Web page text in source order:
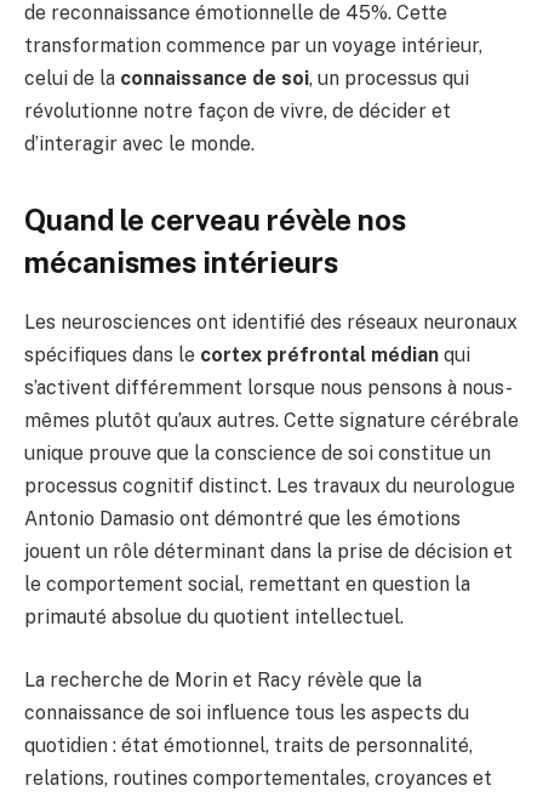
de reconnaissance émotionnelle de 45%. Cette
transformation commence par un voyage intérieur,
celui de la connaissance de soi, un processus qui
révolutionne notre façon de vivre, de décider et
d’interagir avec le monde.
Quand le cerveau révèle nos
mécanismes intérieurs
Les neurosciences ont identifié des réseaux neuronaux
spécifiques dans le cortex préfrontal médian qui
s’activent différemment lorsque nous pensons à nous-
mêmes plutôt qu’aux autres. Cette signature cérébrale
unique prouve que la conscience de soi constitue un
processus cognitif distinct. Les travaux du neurologue
Antonio Damasio ont démontré que les émotions
jouent un rôle déterminant dans la prise de décision et
le comportement social, remettant en question la
primauté absolue du quotient intellectuel.
La recherche de Morin et Racy révèle que la
connaissance de soi influence tous les aspects du
quotidien : état émotionnel, traits de personnalité,
relations, routines comportementales, croyances et